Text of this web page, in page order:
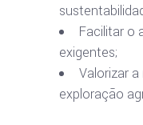
Facilitar o
exigentes;
Valorizar
exploração